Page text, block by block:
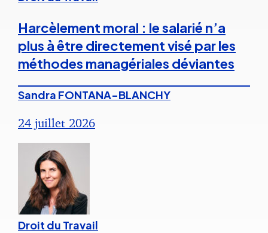
Harcèlement moral : le salarié n’a
plus à être directement visé par les
méthodes managériales déviantes
Sandra FONTANA-BLANCHY
24 juillet 2026
Droit du Travail